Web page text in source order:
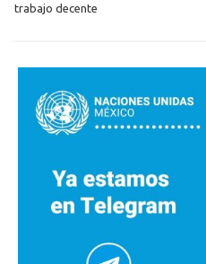
trabajo decente